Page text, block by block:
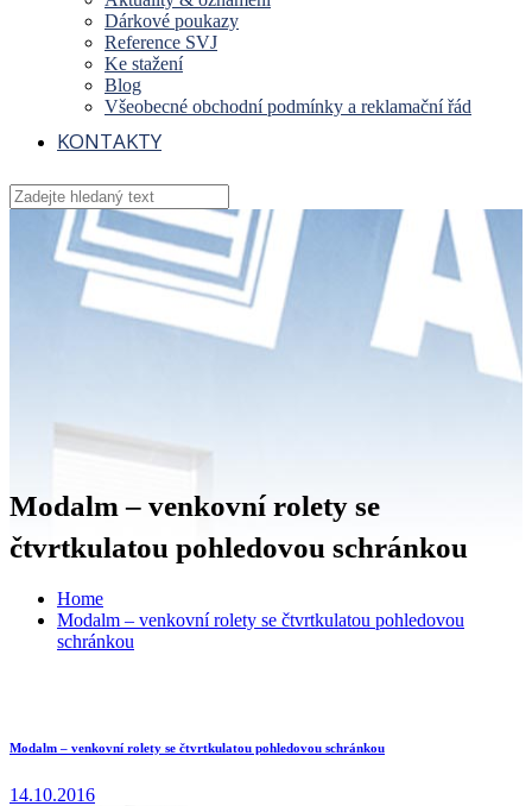
Dárkové poukazy
Reference SVJ
Ke stažení
Blog
Všeobecné obchodní podmínky a reklamační řád
KONTAKTY
Modalm – venkovní rolety se
čtvrtkulatou pohledovou schránkou
Home
Modalm – venkovní rolety se čtvrtkulatou pohledovou
schránkou
Modalm – venkovní rolety se čtvrtkulatou pohledovou schránkou
14.10.2016